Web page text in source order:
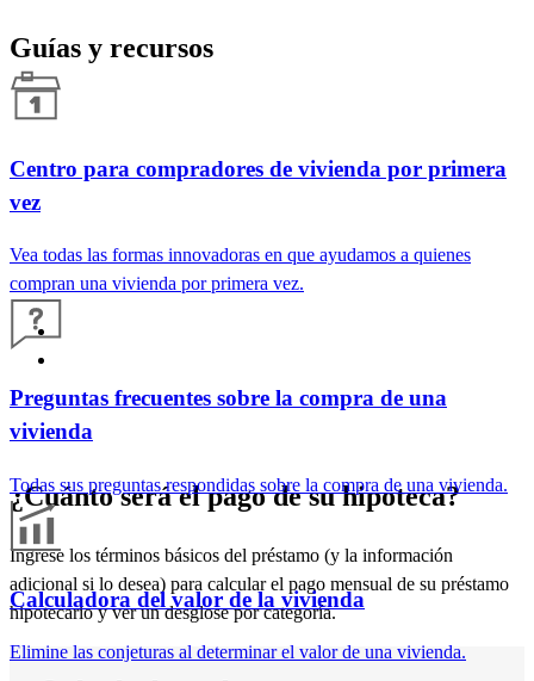
Guías y recursos
Centro para compradores de vivienda por primera
vez
Vea todas las formas innovadoras en que ayudamos a quienes
compran una vivienda por primera vez.
Preguntas frecuentes sobre la compra de una
vivienda
Todas sus preguntas respondidas sobre la compra de una vivienda.
Calculadora del valor de la vivienda
Elimine las conjeturas al determinar el valor de una vivienda.
¿Cuánto será el pago de su hipoteca?
Ingrese los términos básicos del préstamo (y la información
adicional si lo desea) para calcular el pago mensual de su préstamo
hipotecario y ver un desglose por categoría.